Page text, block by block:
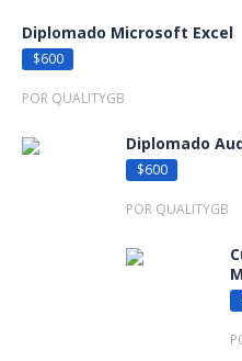
Diplomado Microsoft Excel
$600
POR QUALITYGB
Diplomado
$600
POR QUALITYGB